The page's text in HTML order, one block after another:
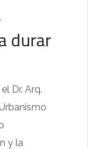
durar
Dr. Arq.
y la